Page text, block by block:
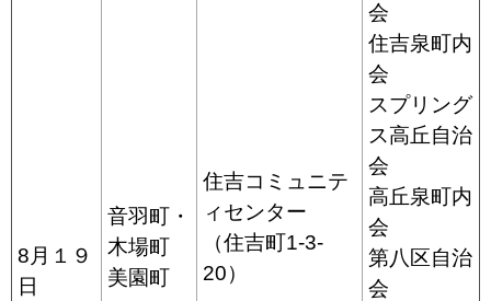
8月１９
日
音羽町・
木場町
美園町
住吉コミュニテ
ィセンター
（住吉町1-3-
20）
会
住吉泉町内
会
スプリング
ス高丘自治
会
高丘泉町内
会
第八区自治
会